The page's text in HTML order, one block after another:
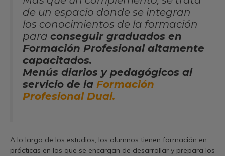
de un espacio donde se integran
los conocimientos de la formación
para conseguir graduados en
Formación Profesional altamente
capacitados.
Menús diarios y pedagógicos al
servicio de la Formación
Profesional Dual.
A lo largo de los estudios, los alumnos tienen formación en
prácticas en los que se encargan de desarrollar y prepara los